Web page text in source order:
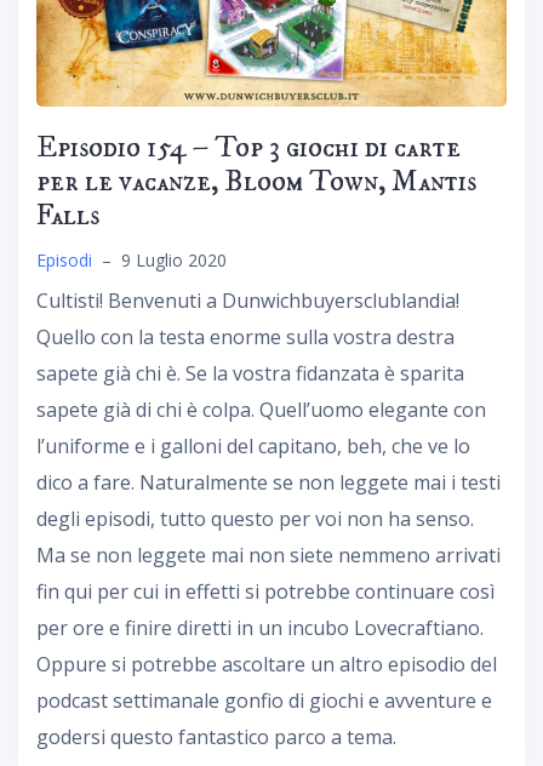
Episodio 154 – Top 3 giochi di carte
per le vacanze, Bloom Town, Mantis
Falls
Episodi – 9 Luglio 2020
Cultisti! Benvenuti a Dunwichbuyersclublandia!
Quello con la testa enorme sulla vostra destra
sapete già chi è. Se la vostra fidanzata è sparita
sapete già di chi è colpa. Quell’uomo elegante con
l’uniforme e i galloni del capitano, beh, che ve lo
dico a fare. Naturalmente se non leggete mai i testi
degli episodi, tutto questo per voi non ha senso.
Ma se non leggete mai non siete nemmeno arrivati
fin qui per cui in effetti si potrebbe continuare così
per ore e finire diretti in un incubo Lovecraftiano.
Oppure si potrebbe ascoltare un altro episodio del
podcast settimanale gonfio di giochi e avventure e
godersi questo fantastico parco a tema.